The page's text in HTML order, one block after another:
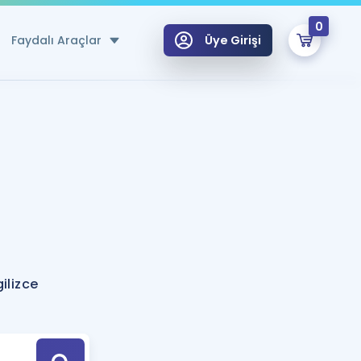
Faydalı Araçlar
Hesaplama Aracı
için Öneriler
Tek Takvimde
Üye Girişi
0